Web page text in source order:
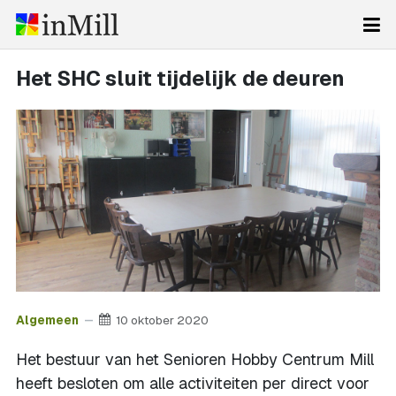
Het SHC sluit tijdelijk de deuren
Algemeen 10 oktober 2020
Het bestuur van het Senioren Hobby Centrum Mill
heeft besloten om alle activiteiten per direct voor